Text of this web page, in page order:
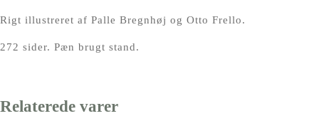
Rigt illustreret af Palle Bregnhøj og Otto Frello.
272 sider. Pæn brugt stand.
Relaterede varer